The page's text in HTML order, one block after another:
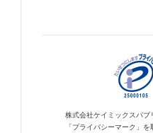
株式会社ケイミックスパブ
「プライバシーマーク」を